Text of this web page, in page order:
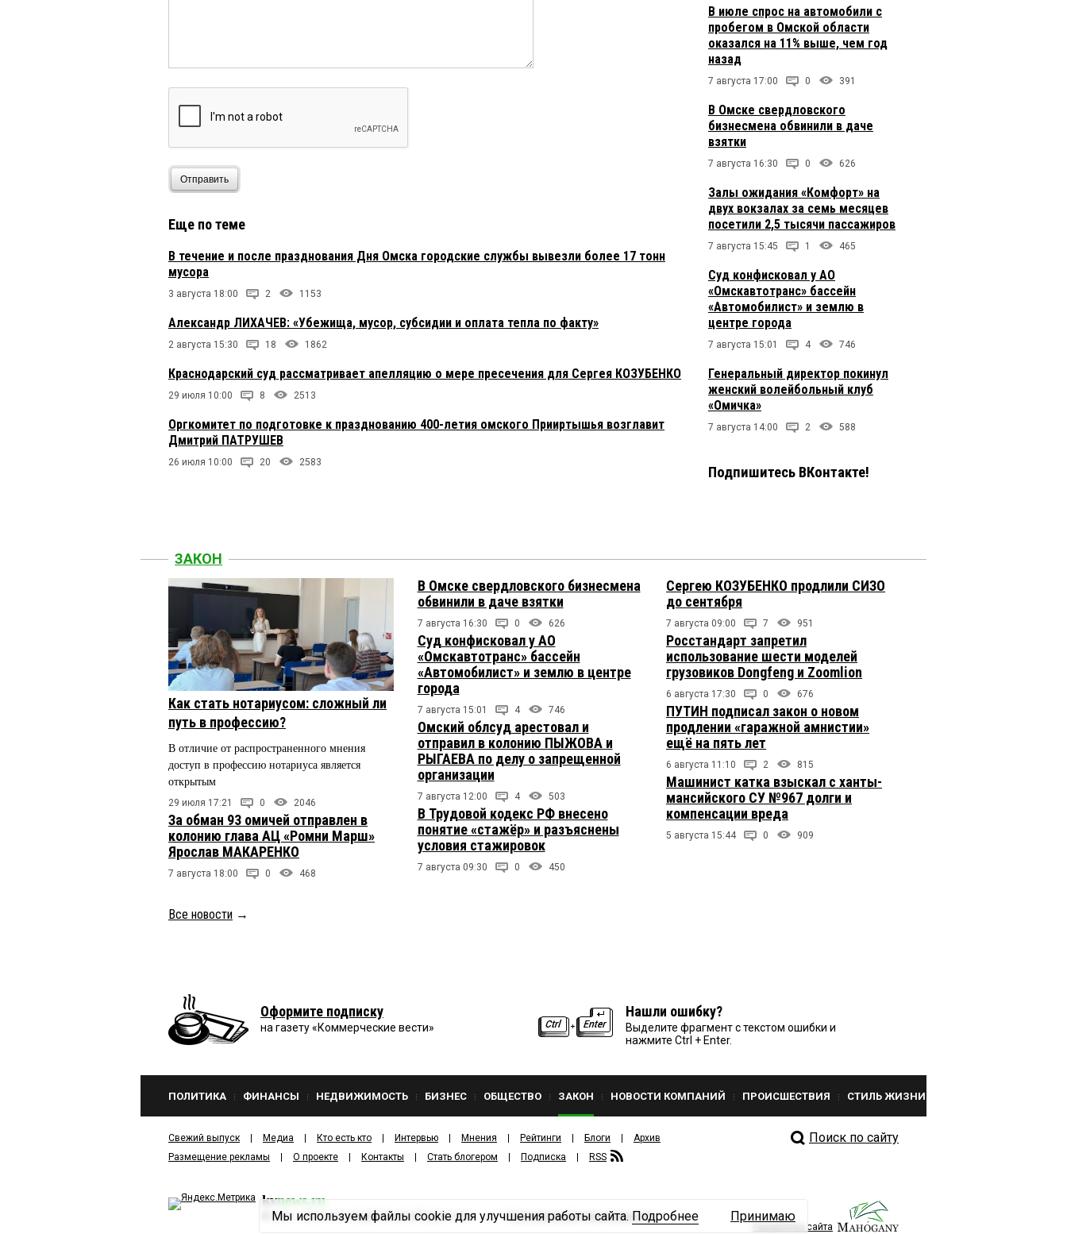
Отправить
Еще по теме
В течение и после празднования Дня Омска городские службы вывезли более 17 тонн
мусора
3 августа 18:00 2 1153
Александр ЛИХАЧЕВ: «Убежища, мусор, субсидии и оплата тепла по факту»
2 августа 15:30 18 1862
Краснодарский суд рассматривает апелляцию о мере пресечения для Сергея КОЗУБЕНКО
29 июля 10:00 8 2513
Оргкомитет по подготовке к празднованию 400-летия омского Прииртышья возглавит
Дмитрий ПАТРУШЕВ
26 июля 10:00 20 2583
В июле спрос на автомобили с
пробегом в Омской области
оказался на 11% выше, чем год
назад
7 августа 17:00 0 391
В Омске свердловского
бизнесмена обвинили в даче
взятки
7 августа 16:30 0 626
Залы ожидания «Комфорт» на
двух вокзалах за семь месяцев
посетили 2,5 тысячи пассажиров
7 августа 15:45 1 465
Суд конфисковал у АО
«Омскавтотранс» бассейн
«Автомобилист» и землю в
центре города
7 августа 15:01 4 746
Генеральный директор покинул
женский волейбольный клуб
«Омичка»
7 августа 14:00 2 588
Подпишитесь ВКонтакте!
ЗАКОН
Как стать нотариусом: сложный ли
путь в профессию?
В отличие от распространенного мнения
доступ в профессию нотариуса является
открытым
29 июля 17:21 0 2046
За обман 93 омичей отправлен в
колонию глава АЦ «Ромни Марш»
Ярослав МАКАРЕНКО
7 августа 18:00 0 468
В Омске свердловского бизнесмена
обвинили в даче взятки
7 августа 16:30 0 626
Суд конфисковал у АО
«Омскавтотранс» бассейн
«Автомобилист» и землю в центре
города
7 августа 15:01 4 746
Омский облсуд арестовал и
отправил в колонию ПЫЖОВА и
РЫГАЕВА по делу о запрещенной
организации
7 августа 12:00 4 503
В Трудовой кодекс РФ внесено
понятие «стажёр» и разъяснены
условия стажировок
7 августа 09:30 0 450
Сергею КОЗУБЕНКО продлили СИЗО
до сентября
7 августа 09:00 7 951
Росстандарт запретил
использование шести моделей
грузовиков Dongfeng и Zoomlion
6 августа 17:30 0 676
ПУТИН подписал закон о новом
продлении «гаражной амнистии»
ещё на пять лет
6 августа 11:10 2 815
Машинист катка взыскал с ханты-
мансийского СУ №967 долги и
компенсации вреда
5 августа 15:44 0 909
Все новости →
Оформите подписку
на газету «Коммерческие вести»
Нашли ошибку?
Выделите фрагмент с текстом ошибки и
нажмите Ctrl + Enter.
ПОЛИТИКА ФИНАНСЫ НЕДВИЖИМОСТЬ БИЗНЕС ОБЩЕСТВО ЗАКОН НОВОСТИ КОМПАНИЙ ПРОИСШЕСТВИЯ СТИЛЬ ЖИЗНИ
Свежий выпуск Медиа Кто есть кто Интервью Мнения Рейтинги Блоги
Архив
Размещение рекламы
О проекте Контакты Стать блогером Подписка RSS
Поиск по сайту
kvnews.ru
2001—2026ООО ИЗДАТЕЛЬСКИЙ ДОМ «КВ».
Политика конфиденциальности
Разработка сайта
Мы используем файлы cookie для улучшения работы сайта. Подробнее Принимаю